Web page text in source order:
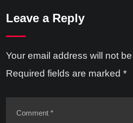
Leave a Reply
Your email address will not
Required fields are marked *